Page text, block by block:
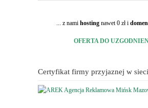
... z nami hosting nawet 0 zł i
OFERTA DO
Certyfikat firmy przyjaznej w sieci